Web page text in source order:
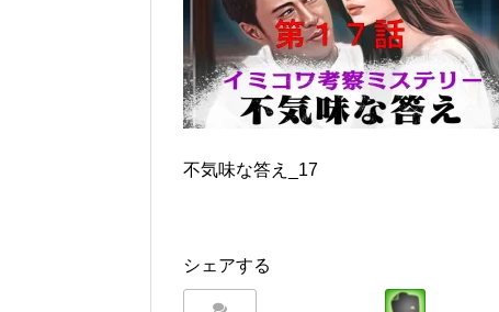
不気味な答え_17
シェアする